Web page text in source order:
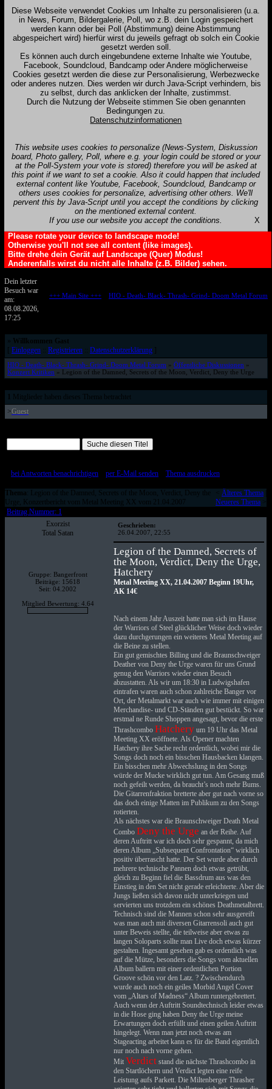
Diese Webseite verwendet Cookies um Inhalte zu personalisieren (u.a.
in News, Forum, Bildergalerie, Poll, wo z.B. dein Login gespeichert
werden kann oder bei Poll (Abstimmung) deine Abstimmung
abgespeichert wird) hierfür wirst du jeweils gefragt ob solch ein Cookie
gesetzt werden soll.
Es können auch durch eingebundene externe Inhalte wie Youtube,
Facebook, Soundcloud, Bandcamp oder Andere möglicherweise
Cookies gesetzt werden die diese zur Personalisierung, Werbezwecke
oder anderes nutzen. Dies werden wir durch Java-Script verhindern, bis
zu selbst, durch das anklicken der Inhalte, zustimmst.
Durch die Nutzung der Webseite stimmen Sie oben genannten
Bedingungen zu.
Datenschutzinformationen
This website uses cookies to personalize (News-System, Diskussion
board, Photo gallery, Poll, where e.g. your login could be stored or your
at the Poll-System your vote is stored) therefore you will be asked at
this point if we want to set a cookie. Also it could happen that included
external content like Youtube, Facebook, Soundcloud, Bandcamp or
others uses cookies for personalize, advertising other others. We'll
pervent this by Java-Script until you accept the conditions by clicking
on the mentioned external content.
If you use our website you accept the conditions.
X
Please rotate your device to landscape mode!
Otherwise you'll not see all content (like images).
Bitte drehe dein Gerät auf Landscape (Quer) Modus!
Anderenfalls wirst du nicht alle Inhalte (z.B. Bilder) sehen.
Dein letzter
Besuch war
am:
08.08.2026,
17:25
+++ Main Site +++:: HIO - Death- Black- Thrash- Grind- Doom Metal Forum
» Willkommen Gast
Einloggen:: Registrieren:: Datenschutzerklärung]
HIO - Death- Black- Thrash- Grind- Doom Metal Forum » Öffentliche Diskussionen »
Konzert Kritiken » Legion of the Damned, Secrets of the Moon, Verdict, Deny the Urge
Mitglieder haben dieses Thema betrachtet
>Guest
bei Antworten benachrichtigen:: per E-Mail senden:: Thema ausdrucken]
Thema : Legion of the Damned, Secrets of the Moon, Verdict, Deny the
Urge, Konzertbericht vom Metal Meeting XX vom 21.04.2007
Älteres Thema|
Neueres Thema>
Beitrag Nummer: 1
Exorzist
Total Satan
Gruppe: Bangerfront
Beiträge: 15618
Seit: 04.2002
Mitglied Bewertung: 4.64
Geschrieben:
26.04.2007, 22:55
Legion of the Damned, Secrets of
the Moon, Verdict, Deny the Urge,
Hatchery
Metal Meeting XX, 21.04.2007 Beginn 19Uhr,
AK 14€
Nach einem Jahr Auszeit hatte man sich im Hause
der Warriors of Steel glücklicher Weise doch wieder
dazu durchgerungen ein weiteres Metal Meeting auf
die Beine zu stellen.
Ein gut gemischtes Billing und die Braunschweiger
Deather von Deny the Urge waren für uns Grund
genug den Warriors wieder einen Besuch
abzustatten. Als wir um 18:30 in Ludwigshafen
eintrafen waren auch schon zahlreiche Banger vor
Ort, der Metalmarkt war auch wie immer mit einigen
Merchandise- und CD-Ständen gut bestückt. So war
erstmal ne Runde Shoppen angesagt, bevor die erste
Thrashcombo Hatcheryum 19 Uhr das Metal
Meeting XX eröffnete. Als Opener machten
Hatchery ihre Sache recht ordentlich, wobei mir die
Songs doch noch ein bisschen Hausbacken klangen.
Ein bisschen mehr Abwechslung in den Songs
würde der Mucke wirklich gut tun. Am Gesang muß
noch gefeilt werden, da braucht’s noch mehr Bums.
Die Gitarrenfraktion bretterte aber gut nach vorne so
das doch einige Matten im Publikum zu den Songs
rotierten.
Als nächstes war die Braunschweiger Death Metal
Combo Deny the Urge an der Reihe. Auf
deren Auftritt war ich doch sehr gespannt, da mich
deren Album „Subsequent Confrontation“ wirklich
positiv überrascht hatte. Der Set wurde aber durch
mehrere technische Pannen doch etwas getrübt,
gleich zu Beginn fiel die Bassdrum aus was den
Einstieg in den Set nicht gerade erleichterte. Aber die
Jungs ließen sich davon nicht unterkriegen und
servierten uns trotzdem ein schönes Deathmetalbrett.
Technisch sind die Mannen schon sehr ausgereift
was man auch mit diversen Gitarrensoli auch gut
unter Beweis stellte, die teilweise aber etwas zu
langen Soloparts sollte man Live doch etwas kürzer
gestalten. Ingesamt gesehen gab es ordentlich was
auf die Mütze, besonders die Songs vom aktuellen
Album ballern mit einer ordentlichen Portion
Groove schön vor den Latz. ? Zwischendurch
wurde auch noch ein geiles Morbid Angel Cover
vom „Altars of Madness“ Album runtergebrettert.
Auch wenn der Auftritt Soundtechnisch leider etwas
in die Hose ging haben Deny the Urge meine
Erwartungen doch erfüllt und einen geilen Auftritt
hingelegt. Wenn man jetzt noch etwas am
Stageacting arbeitet kann es für die Band eigentlich
nur noch nach vorne gehen.
Mit Verdictstand die nächste Thrashcombo in
den Startlöchern und Verdict legten eine reife
Leistung aufs Parkett. Die Miltenberger Thrasher